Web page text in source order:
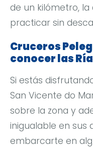
de un kilómetro,
practicar sin
Cruceros
conocer las
Si estás
San Vicente do
sobre la zona y
inigualable en sus
embarcarte en